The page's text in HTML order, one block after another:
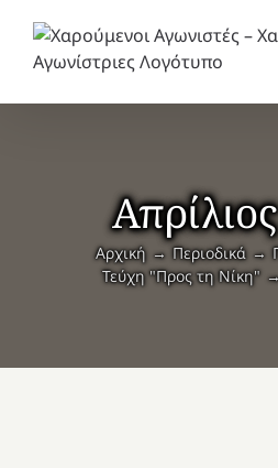
περιεχόμενο
Αρχική Περιοδικά
Τεύχη "Προς τη Νίκη"